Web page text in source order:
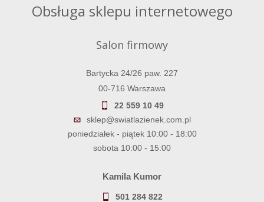
Obsługa sklepu internetowego
Salon firmowy
Bartycka 24/26 paw. 227
00-716 Warszawa
22 559 10 49
sklep@swiatlazienek.com.pl
poniedziałek - piątek 10:00 - 18:00
sobota 10:00 - 15:00
Kamila Kumor
501 284 822